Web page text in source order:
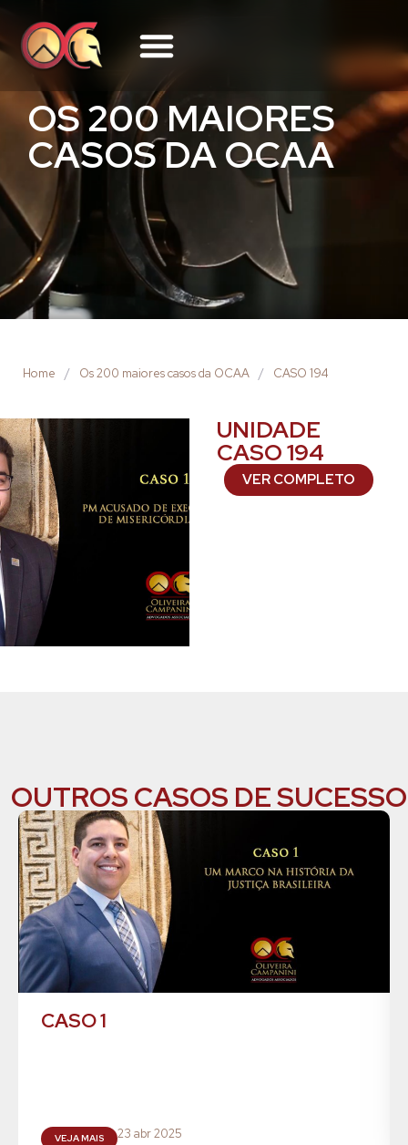
OS 200 MAIORES
CASOS DA OCAA
Home / Os 200 maiores casos da OCAA / CASO 194
UNIDADE
CASO 194
VER COMPLETO
OUTROS CASOS DE SUCESSO
CASO 1
VEJA MAIS 23 abr 2025